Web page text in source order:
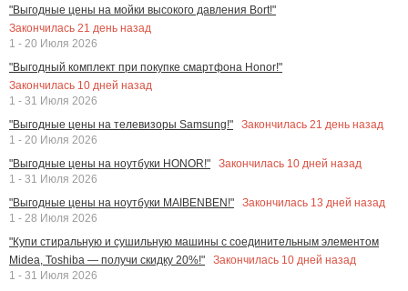
"Выгодные цены на мойки высокого давления Bort!"
Закончилась 21 день назад
1 - 20 Июля 2026
"Выгодный комплект при покупке смартфона Honor!"
Закончилась 10 дней назад
1 - 31 Июля 2026
"Выгодные цены на телевизоры Samsung!"
Закончилась 21 день назад
1 - 20 Июля 2026
"Выгодные цены на ноутбуки HONOR!"
Закончилась 10 дней назад
1 - 31 Июля 2026
"Выгодные цены на ноутбуки MAIBENBEN!"
Закончилась 13 дней назад
1 - 28 Июля 2026
"Купи стиральную и сушильную машины с соединительным элементом
Midea, Toshiba — получи скидку 20%!"
Закончилась 10 дней назад
1 - 31 Июля 2026